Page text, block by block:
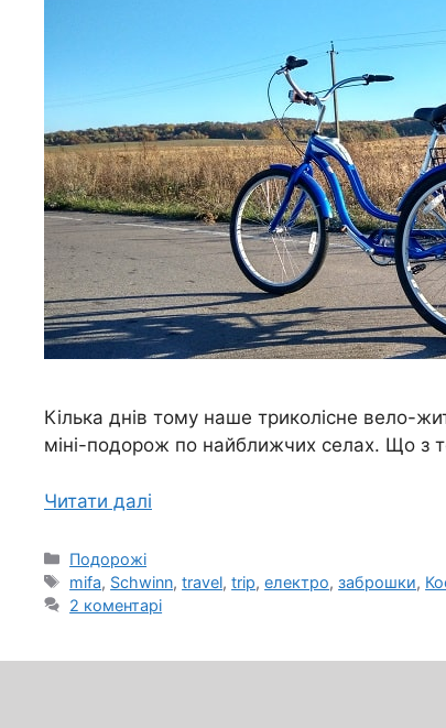
Кілька днів тому наше триколісне вело-
міні-подорож по найближчих селах. Що з
Читати далі
Категорії
Подорожі
Позначки
mifa, Schwinn,travel,trip,електро,заброшки,
2 коментарі